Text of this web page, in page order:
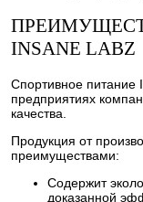
INSANE LABZ
Спортивное питание
предприятиях
качества.
Продукция от
преимуществами:
Содержит
доказанной